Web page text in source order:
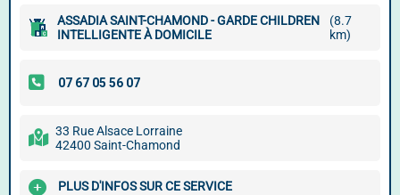
ASSADIA SAINT-CHAMOND - GARDE CHILDREN
INTELLIGENTE À DOMICILE
(8.7
km)
33 Rue Alsace Lorraine
42400 Saint-Chamond
PLUS D'INFOS SUR CE SERVICE